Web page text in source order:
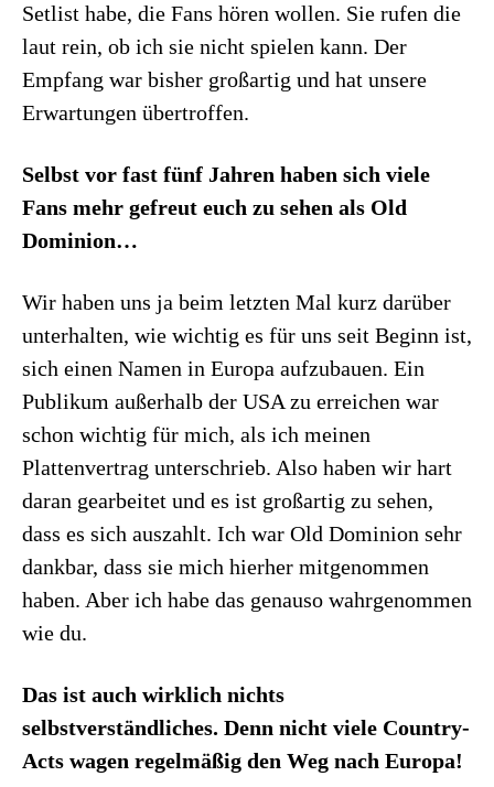
Setlist habe, die Fans hören wollen. Sie rufen die
laut rein, ob ich sie nicht spielen kann. Der
Empfang war bisher großartig und hat unsere
Erwartungen übertroffen.
Selbst vor fast fünf Jahren haben sich viele
Fans mehr gefreut euch zu sehen als Old
Dominion…
Wir haben uns ja beim letzten Mal kurz darüber
unterhalten, wie wichtig es für uns seit Beginn ist,
sich einen Namen in Europa aufzubauen. Ein
Publikum außerhalb der USA zu erreichen war
schon wichtig für mich, als ich meinen
Plattenvertrag unterschrieb. Also haben wir hart
daran gearbeitet und es ist großartig zu sehen,
dass es sich auszahlt. Ich war Old Dominion sehr
dankbar, dass sie mich hierher mitgenommen
haben. Aber ich habe das genauso wahrgenommen
wie du.
Das ist auch wirklich nichts
selbstverständliches. Denn nicht viele Country-
Acts wagen regelmäßig den Weg nach Europa!